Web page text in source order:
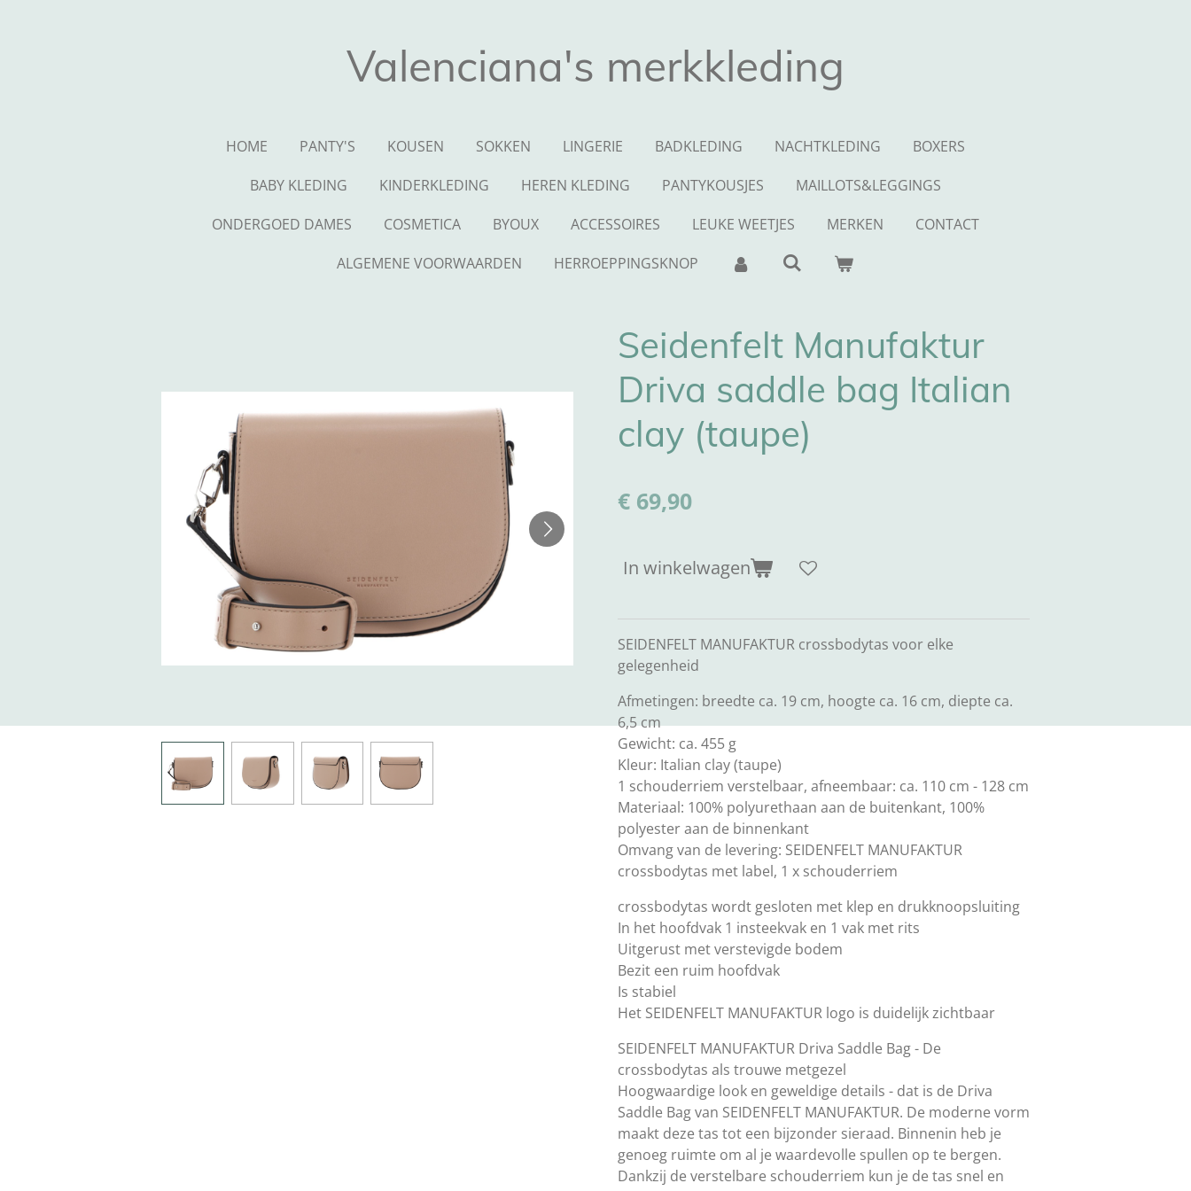
Valenciana's merkkleding
HOME PANTY'S KOUSEN SOKKEN LINGERIE BADKLEDING NACHTKLEDING
BOXERS
BABY KLEDING
KINDERKLEDING HEREN KLEDING PANTYKOUSJES
MAILLOTS&LEGGINGS
ONDERGOED DAMES
COSMETICA BYOUX ACCESSOIRES LEUKE WEETJES MERKEN
CONTACT
ALGEMENE VOORWAARDEN
HERROEPPINGSKNOP
Seidenfelt Manufaktur
Driva saddle bag Italian
clay (taupe)
€ 69,90
In winkelwagen
SEIDENFELT MANUFAKTUR crossbodytas voor elke
gelegenheid
Afmetingen: breedte ca. 19 cm, hoogte ca. 16 cm, diepte ca.
6,5 cm
Gewicht: ca. 455 g
Kleur: Italian clay (taupe)
1 schouderriem verstelbaar, afneembaar: ca. 110 cm - 128 cm
Materiaal: 100% polyurethaan aan de buitenkant, 100%
polyester aan de binnenkant
Omvang van de levering: SEIDENFELT MANUFAKTUR
crossbodytas met label, 1 x schouderriem
crossbodytas wordt gesloten met klep en drukknoopsluiting
In het hoofdvak 1 insteekvak en 1 vak met rits
Uitgerust met verstevigde bodem
Bezit een ruim hoofdvak
Is stabiel
Het SEIDENFELT MANUFAKTUR logo is duidelijk zichtbaar
SEIDENFELT MANUFAKTUR Driva Saddle Bag - De
crossbodytas als trouwe metgezel
Hoogwaardige look en geweldige details - dat is de Driva
Saddle Bag van SEIDENFELT MANUFAKTUR. De moderne vorm
maakt deze tas tot een bijzonder sieraad. Binnenin heb je
genoeg ruimte om al je waardevolle spullen op te bergen.
Dankzij de verstelbare schouderriem kun je de tas snel en